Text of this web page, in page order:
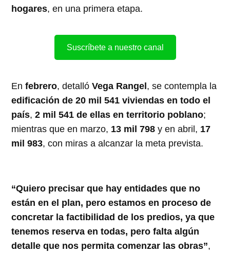
hogares, en una primera etapa.
Suscríbete a nuestro canal
Enfebrero, detallóVega Rangel, se contempla la
edificación de 20 mil 541 viviendas en todo el
país,2 mil 541 de ellas en territorio poblano;
mientras que en marzo, 13 mil 798 y en abril, 17
mil 983, con miras a alcanzar la meta prevista.
“Quiero precisar que hay entidades que no
están en el plan, pero estamos en proceso de
concretar la factibilidad de los predios, ya que
tenemos reserva en todas, pero falta algún
detalle que nos permita comenzar las obras”,